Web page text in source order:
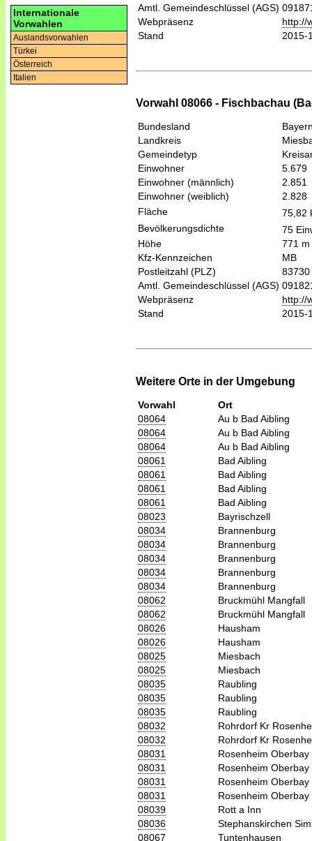
Internationale
Vorwahlen
Auslandsvorwahlen
Türkei
Österreich
Italien
Amtl. Gemeindeschlüssel (AGS)
Webpräsenz
http://
Stand
2015-
Vorwahl 08066 - Fischbachau
Bundesland
Landkreis
Gemeindetyp
Einwohner
5.679
Einwohner (männlich)
2.851
Einwohner (weiblich)
2.828
Fläche
75,82
Bevölkerungsdichte
75
Höhe
771 m
Kfz-Kennzeichen
MB
Postleitzahl (PLZ)
83730
Amtl. Gemeindeschlüssel (AGS)
Webpräsenz
http://
Stand
2015-
Weitere Orte in der Umgebung
Vorwahl
Ort
08064
Au b Bad Aibling
08064
Au b Bad Aibling
08064
Au b Bad Aibling
08061
Bad Aibling
08061
Bad Aibling
08061
Bad Aibling
08061
Bad Aibling
08023
Bayrischzell
08034
Brannenburg
08034
Brannenburg
08034
Brannenburg
08034
Brannenburg
08034
Brannenburg
08062
Bruckmühl Mangfall
08062
Bruckmühl Mangfall
08026
Hausham
08026
Hausham
08025
Miesbach
08025
Miesbach
08035
Raubling
08035
Raubling
08035
Raubling
08032
Rohrdorf Kr
08032
Rohrdorf Kr
08031
Rosenheim Oberbay
08031
Rosenheim Oberbay
08031
Rosenheim Oberbay
08031
Rosenheim Oberbay
08039
Rott a Inn
08036
Stephanskirchen
08067
Tuntenhausen